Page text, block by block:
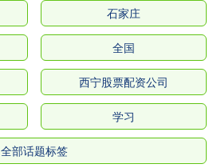
石家庄
全国
西宁股票配资公司
学习
全部话题标签